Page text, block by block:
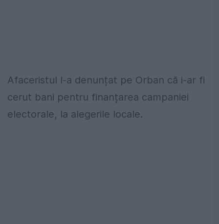
Afaceristul l-a denunțat pe Orban că i-ar fi
cerut bani pentru finanțarea campaniei
electorale, la alegerile locale.